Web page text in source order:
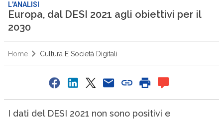
L'ANALISI
Europa, dal DESI 2021 agli obiettivi per il
2030
Home Cultura E Società Digitali
I dati del DESI 2021 non sono positivi e